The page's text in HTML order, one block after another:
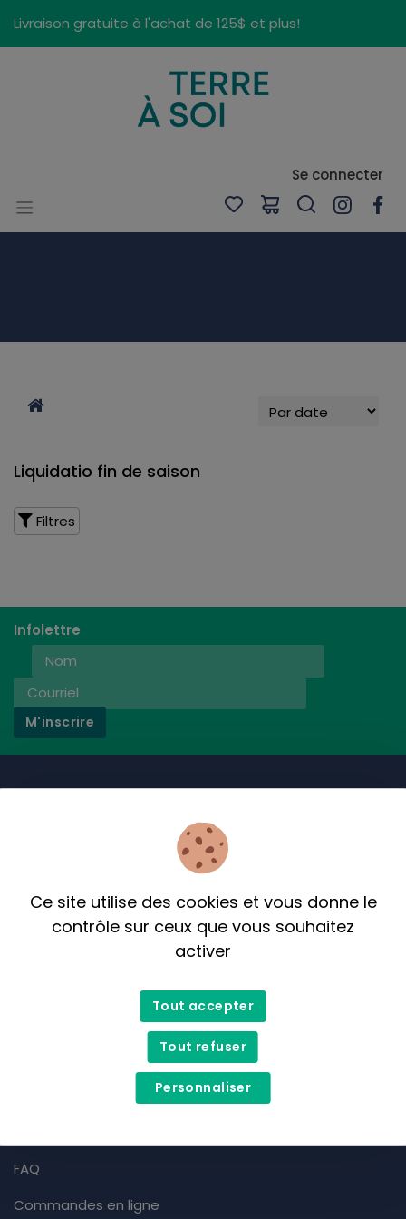
Livraison gratuite à l'achat de 125$ et plus!
Se connecter
Liquidatio fin de saison
Filtres
Infolettre
M'inscrire
3029-B, boul. Curé-Labelle, Prévost
Heures d'ouverture - Nous joindre
FAQ
Commandes en ligne
Ce site utilise des cookies et vous donne le
contrôle sur ceux que vous souhaitez
activer
Tout accepter
Tout refuser
Personnaliser